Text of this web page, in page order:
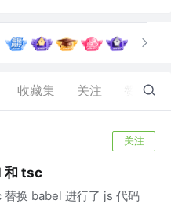
收藏集 关注 14
关注
和 tsc
换 babel 进行了 js 代码